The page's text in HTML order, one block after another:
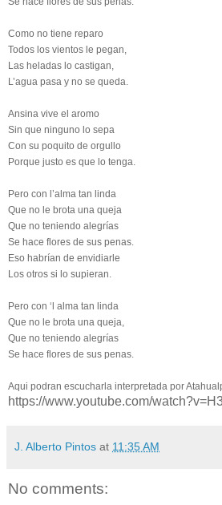
Como no tiene reparo
Todos los vientos le pegan,
Las heladas lo castigan,
L’agua pasa y no se queda.
Ansina vive el aromo
Sin que ninguno lo sepa
Con su poquito de orgullo
Porque justo es que lo tenga.
Pero con l’alma tan linda
Que no le brota una queja
Que no teniendo alegrías
Se hace flores de sus penas.
Eso habrían de envidiarle
Los otros si lo supieran.
Pero con ‘l alma tan linda
Que no le brota una queja,
Que no teniendo alegrías
Se hace flores de sus penas.
Aqui podran escucharla interpretada por
https://www.youtube.com/
J. Alberto Pintos at 11:35 AM
No comments: